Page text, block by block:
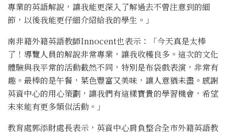
專業的英語解說，讓我能更深入了解過去不曾注意到的細
節，以後我能更仔細介紹給我的學生。」
南非籍外籍英語教師Innocent也表示：「今天真是太棒
了！導覽人員的解說非常專業，讓我收穫良多。這次的文化
體驗與我平常的活動截然不同，特別是布袋戲表演，非常有
趣。最棒的是午餐，菜色豐富又美味，讓人意猶未盡。感謝
英資中心的用心策劃，讓我們有這樣寶貴的學習機會，希望
未來能有更多類似活動。」
教育處郭添財處長表示，英資中心肩負整合全市外籍英語教